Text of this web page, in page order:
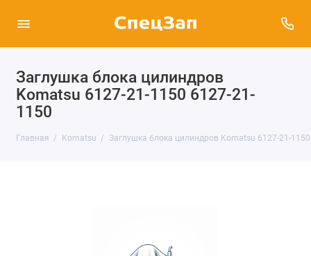
Заглушка блока цилиндров
Komatsu 6127-21-1150 6127-21-
1150
Главная Komatsu Заглушка блока цилиндров Komatsu 6127-21-